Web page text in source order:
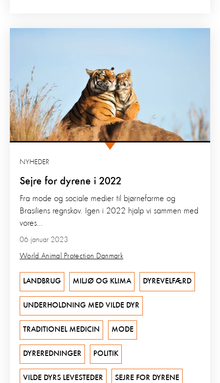
Sejre for dyrene i 2022
NYHEDER
06 januar 2023
World Animal Protection Danmark
Fra mode og sociale medier til bjørnefarme og
Brasiliens regnskov. Igen i 2022 hjalp vi sammen med
vores...
LANDBRUG MILJØ OG KLIMA DYREVELFÆRD
UNDERHOLDNING MED VILDE DYR
TRADITIONEL MEDICIN MODE
DYREREDNINGER POLITIK
VILDE DYRS LEVESTEDER SEJRE FOR DYRENE